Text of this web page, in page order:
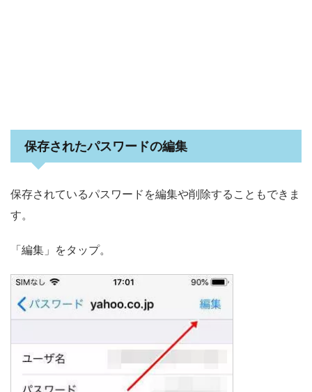
保存されたパスワードの編集
保存されているパスワードを編集や削除することもできま
す。
「編集」をタップ。